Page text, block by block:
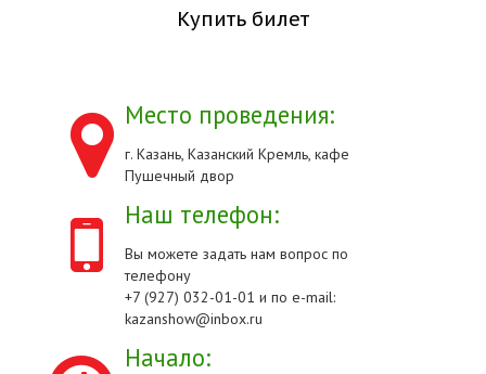
Купить билет
Место проведения:
г. Казань, Казанский Кремль, кафе
Пушечный двор
Наш телефон:
Вы можете задать нам вопрос по
телефону
+7 (927) 032-01-01 и по e-mail:
kazanshow@inbox.ru
Начало: